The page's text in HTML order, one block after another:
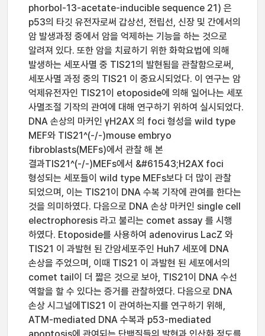
phorbol-13-acetate-inducible sequence 21) 은
p53의 타깃 유전자로써 갑상선, 전립선, 신장 및 간에서의
암 발생과정 중에서 암을 억제하는 기능을 하는 것으로
알려져 있다. 또한 암을 치료하기 위한 화학요법에 의해
발생하는 세포사멸 중 TIS21의 발현됨을 관찰함으로써,
세포사멸 과정 중의 TIS21 이 중요시되었다. 이 연구는 암
억제유전자인 TIS21이 etoposide에 의해 일어나는 세포
사멸조절 기작의 관여에 대해 연구하기 위하여 실시되었다.
DNA 손상의 마커인 γH2AX 의 foci 형성을 wild type
MEF와 TIS21^(-/-)mouse embryo
fibroblasts(MEFs)에서 관찰 해 본
결과TIS21^(-/-)MEFs에서 &#61543;H2AX foci
형성되는 세포들이 wild type MEFs보다 더 많이 관찰
되었으며, 이는 TIS21이 DNA 수복 기작에 관여를 한다는
것을 의미하였다. 다음으로 DNA 손상 마커인 single cell
electrophoresis 라고 불리는 comet assay 를 시행
하였다. Etoposide를 사용하여 adenovirus LacZ 와
TIS21 이 과발현 된 간암세포주인 Huh7 세포에 DNA
손상을 주었으며, 이때 TIS21 이 과발현 된 세포에서의
comet tail이 더 짧은 것으로 보아, TIS21이 DNA 수선
역할을 할 수 있다는 증거를 관찰하였다. 다음으로 DNA
손상 시그널에TIS21 이 관여하는지를 연구하기 위해,
ATM-mediated DNA 수복과 p53-mediated